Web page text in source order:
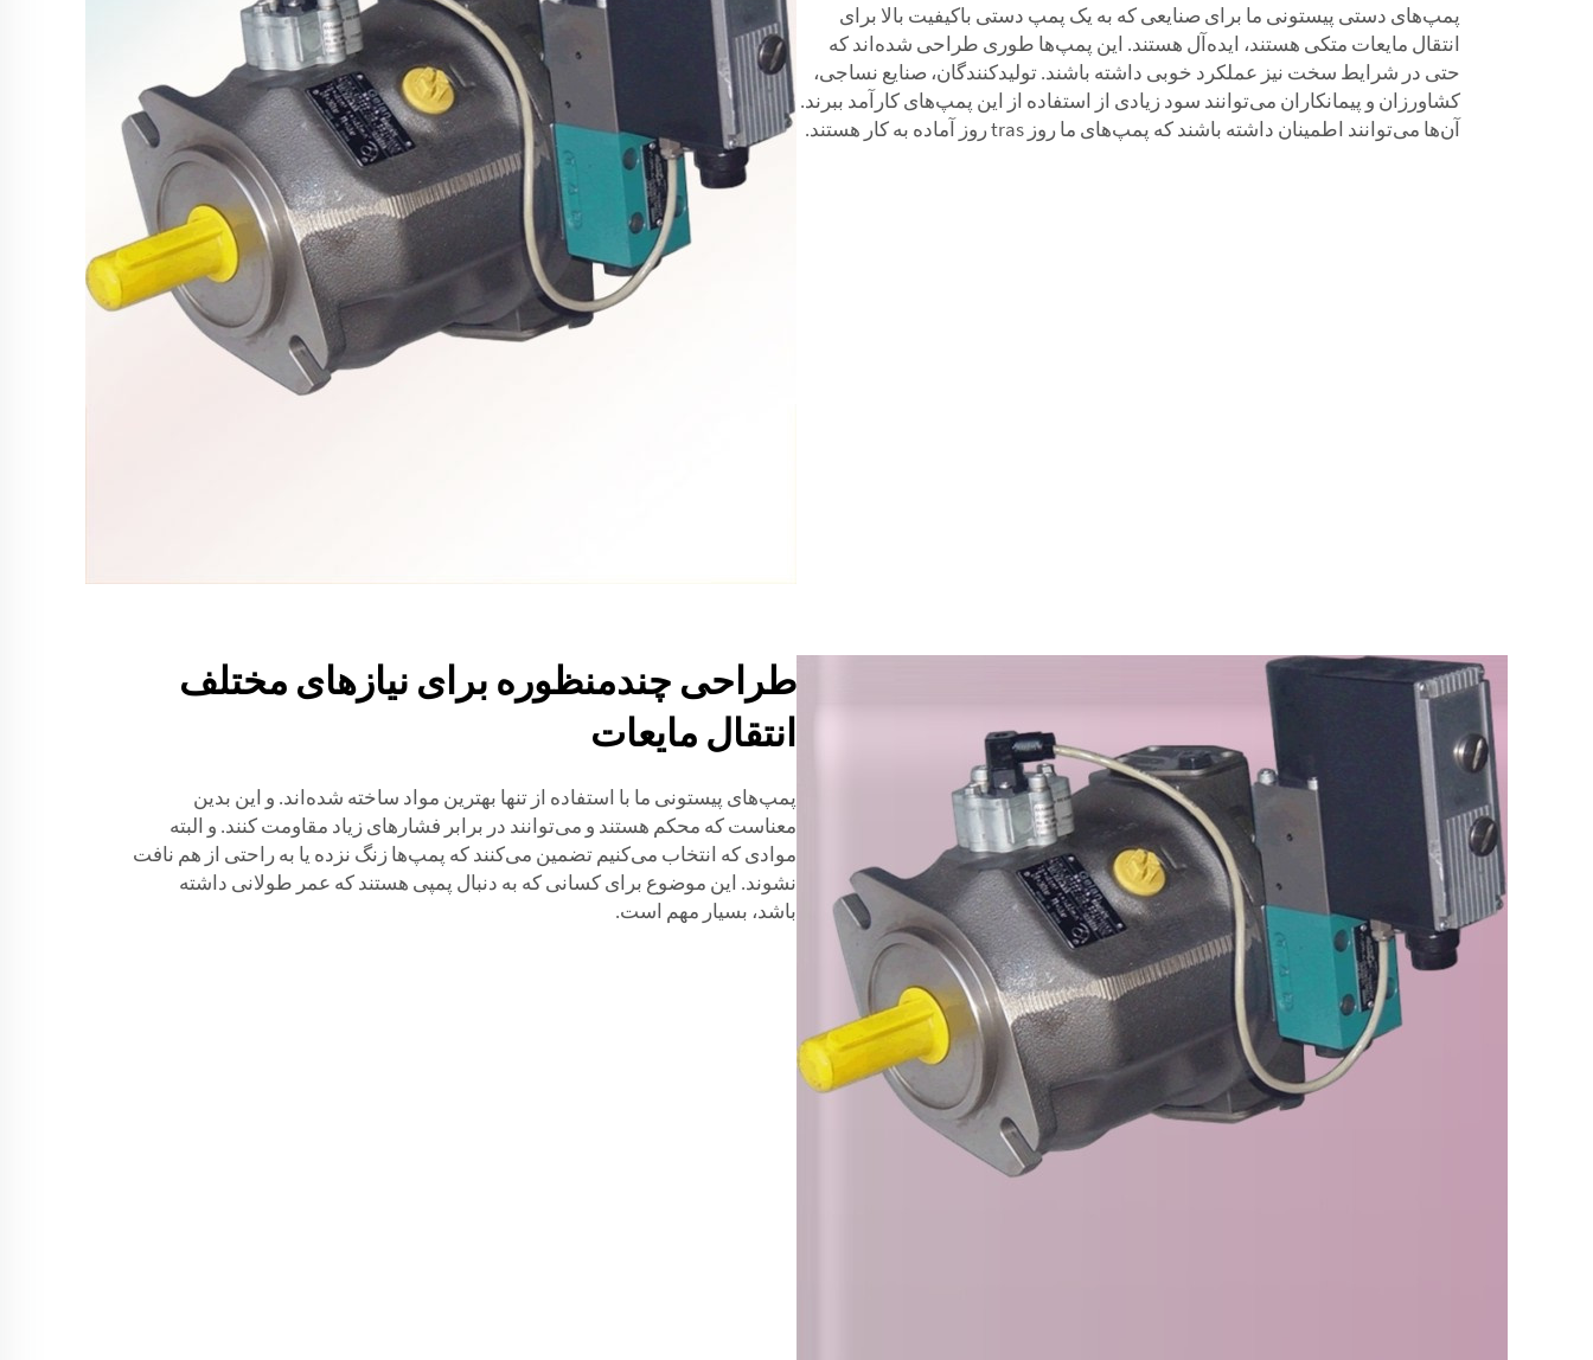
پمپ‌های دستی پیستونی ما برای صنایعی که به یک پمپ دستی باکیفیت بالا برای
انتقال مایعات متکی هستند، ایده‌آل هستند. این پمپ‌ها طوری طراحی شده‌اند که
حتی در شرایط سخت نیز عملکرد خوبی داشته باشند. تولیدکنندگان، صنایع نساجی،
کشاورزان و پیمانکاران می‌توانند سود زیادی از استفاده از این پمپ‌های کارآمد ببرند.
آن‌ها می‌توانند اطمینان داشته باشند که پمپ‌های ما روز tras روز آماده به کار هستند.
طراحی چندمنظوره برای نیازهای مختلف
انتقال مایعات
پمپ‌های پیستونی ما با استفاده از تنها بهترین مواد ساخته شده‌اند. و این بدین
معناست که محکم هستند و می‌توانند در برابر فشارهای زیاد مقاومت کنند. و البته
موادی که انتخاب می‌کنیم تضمین می‌کنند که پمپ‌ها زنگ نزده یا به راحتی از هم نافت
نشوند. این موضوع برای کسانی که به دنبال پمپی هستند که عمر طولانی داشته
باشد، بسیار مهم است.